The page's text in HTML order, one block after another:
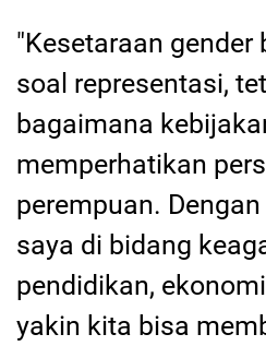
"Kesetaraan gender
soal representasi,
bagaimana
memperhatikan
perempuan.
saya di bidang
pendidikan,
yakin kita bisa